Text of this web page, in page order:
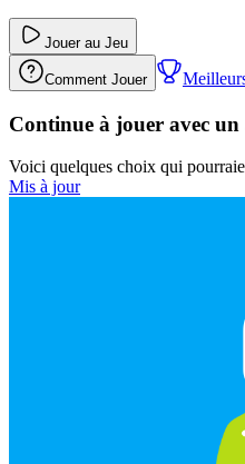
Jouer au Jeu
Comment Jouer
Continue à jouer avec un
Voici quelques choix qui
Mis à jour